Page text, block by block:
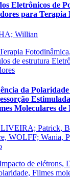
Eletrônicos de
para Terapia
Willian
de estrutura
da Polaridade
Moleculares de
Patrick,
WOLFF; Wania,
de elétrons,
Filmes